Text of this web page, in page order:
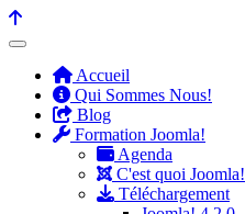
Accueil
Qui Sommes Nous!
Blog
Formation Joomla!
Agenda
C'est quoi Joomla!
Téléchargement
précédente
précédent
suivante
suivant